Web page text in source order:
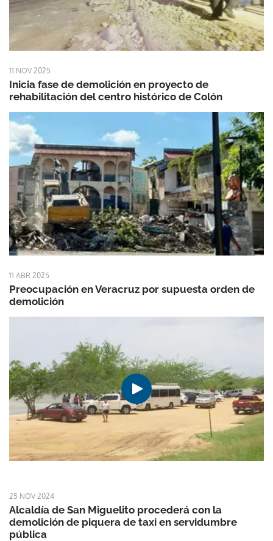
11 NOV 2025
Inicia fase de demolición en proyecto de
rehabilitación del centro histórico de Colón
11 ABR 2025
Preocupación en Veracruz por supuesta orden de
demolición
25 NOV 2024
Alcaldía de San Miguelito procederá con la
demolición de piquera de taxi en servidumbre
pública